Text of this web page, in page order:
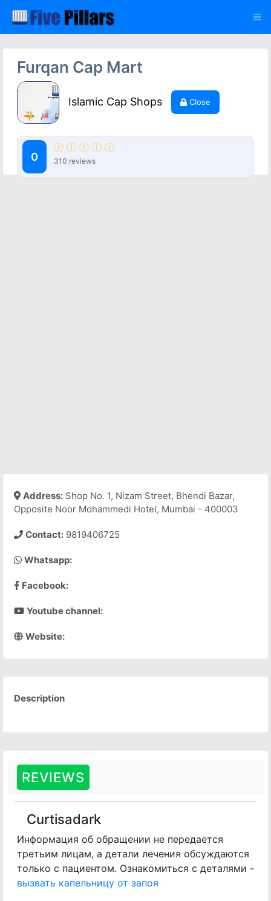
Furqan Cap Mart
Islamic Cap Shops Close
0 310 reviews
Address: Shop No. 1, Nizam Street, Bhendi Bazar,
Opposite Noor Mohammedi Hotel, Mumbai - 400003
Contact: 9819406725
Whatsapp:
Facebook:
Youtube channel:
Website:
Description
REVIEWS
Curtisadark
Информация об обращении не передается
третьим лицам, а детали лечения обсуждаются
только с пациентом. Ознакомиться с деталями -
вызвать капельницу от запоя